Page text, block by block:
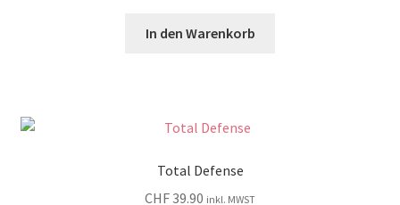
In den Warenkorb
Total Defense
CHF39.90 inkl. MWST